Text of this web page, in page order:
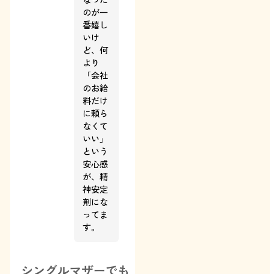
のが一
番嬉し
いけ
ど、何
より
「会社
のお給
料だけ
に頼ら
なくて
いい」
という
安心感
が、精
神安定
剤にな
ってま
す。
シングルマザーでも